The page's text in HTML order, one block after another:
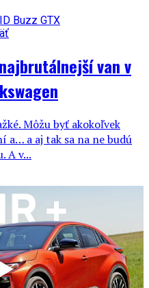
van v
Môžu byť akokoľvek
a… a aj tak sa na ne budú
A v...